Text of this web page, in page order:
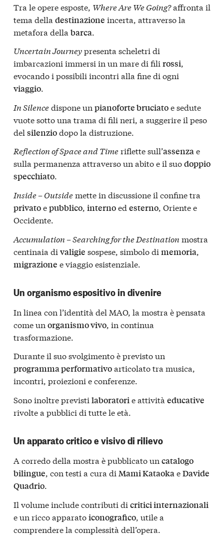
Tra le opere esposte, Where Are We Going?affronta il
tema della destinazione incerta, attraverso la
metafora della barca.
Uncertain Journeypresenta scheletri di
imbarcazioni immersi in un mare di fili rossi,
evocando i possibili incontri alla fine di ogni
viaggio.
In Silencedispone un pianoforte bruciatoe sedute
vuote sotto una trama di fili neri, a suggerire il peso
del silenziodopo la distruzione.
Reflection of Space and Timeriflette sull’assenzae
sulla permanenza attraverso un abito e il suodoppio
specchiato.
Inside – Outsidemette in discussione il confine tra
privatoepubblico, internoed esterno, Oriente e
Occidente.
Accumulation – Searching for the Destination mostra
centinaia di valigie sospese, simbolo di memoria,
migrazione e viaggio esistenziale.
Un organismo espositivo in divenire
In linea con l’identità del MAO, la mostra è pensata
come un organismo vivo, in continua
trasformazione.
Durante il suo svolgimento è previsto un
programma performativoarticolato tra musica,
incontri, proiezioni e conferenze.
Sono inoltre previsti laboratorie attività educative
rivolte a pubblici di tutte le età.
Un apparato critico e visivo di rilievo
A corredo della mostra è pubblicato un catalogo
bilingue, con testi a cura di Mami KataokaeDavide
Quadrio.
Il volume include contributi di critici internazionali
e un ricco apparatoiconografico, utile a
comprendere la complessità dell’opera.